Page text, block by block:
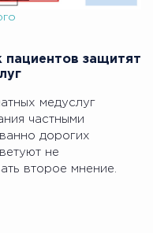
пациентов защитят
медуслуг
частными
дорогих
не
второе мнение.